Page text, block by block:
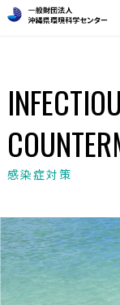
感染症対策